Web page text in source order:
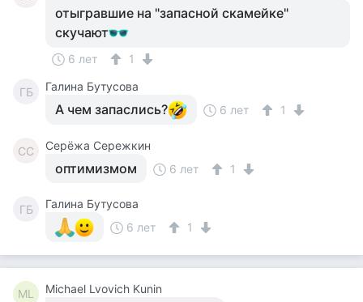
отыгравшие на "запасной скамейке"
скучают
6 лет 1
ГБ Галина Бутусова
А чем запаслись? 6 лет 1
СС Серёжа Сережкин
оптимизмом 6 лет 1
ГБ
Галина Бутусова
6 лет
1
ML Michael Lvovich Kunin